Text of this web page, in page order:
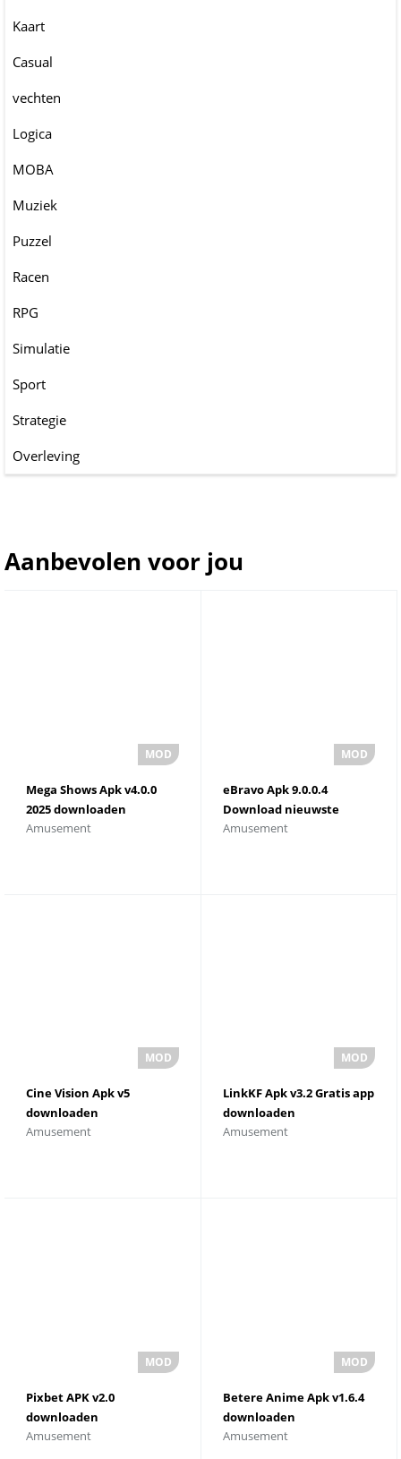
Kaart
Casual
vechten
Logica
MOBA
Muziek
Puzzel
Racen
RPG
Simulatie
Sport
Strategie
Overleving
Aanbevolen voor jou
Mega Shows Apk v4.0.0
2025 downloaden
Amusement
eBravo Apk 9.0.0.4
Download nieuwste
versie
Amusement
Cine Vision Apk v5
downloaden
Amusement
LinkKF Apk v3.2 Gratis app
downloaden
Amusement
Pixbet APK v2.0
downloaden
Amusement
Betere Anime Apk v1.6.4
downloaden
Amusement